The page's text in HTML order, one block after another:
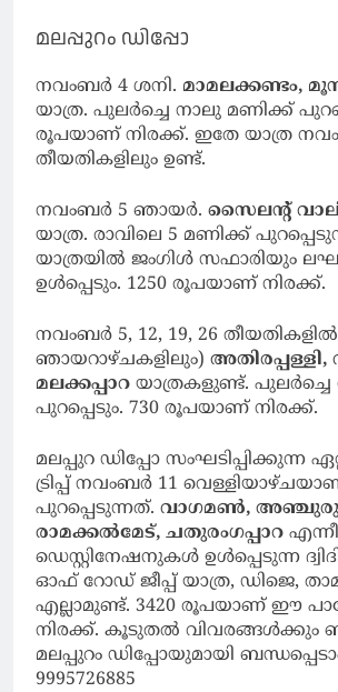
മലപ്പുറം ഡിപ്പോ
നവംബർ 4 ശനി. മാമലക്കണ്ടം,
യാത്ര. പുലർച്ചെ നാലു മണിക്ക്
രൂപയാണ് നിരക്ക്. ഇതേ യാത്ര
തീയതികളിലും ഉണ്ട്.
നവംബർ 5 ഞായർ. സൈലന്റ്
യാത്ര. രാവിലെ 5 മണിക്ക്
യാത്രയിൽ ജംഗിൾ സഫാരിയും
ഉൾപ്പെടും. 1250 രൂപയാണ് നിരക്ക്.
നവംബർ 5, 12, 19, 26
ഞായറാഴ്ചകളിലും) അതിരപ്പള്ളി,
മലക്കപ്പാറ യാത്രകളുണ്ട്.
പുറപ്പെടും. 730 രൂപയാണ് നിരക്ക്.
മലപ്പുറ ഡിപ്പോ സംഘടിപ്പിക്കുന്ന
ട്രിപ്പ് നവംബർ 11
പുറപ്പെടുന്നത്. വാഗമൺ,
രാമക്കൽമേട്, ചതുരംഗപ്പാറ എന്നീ
ഡെസ്റ്റിനേഷനുകൾ ഉൾപ്പെടുന്ന
ഓഫ് റോഡ് ജീപ്പ് യാത്ര, ഡിജെ,
എല്ലാമുണ്ട്. 3420 രൂപയാണ് ഈ
നിരക്ക്. കൂടുതൽ വിവരങ്ങൾക്കും
മലപ്പുറം ഡിപ്പോയുമായി
9995726885